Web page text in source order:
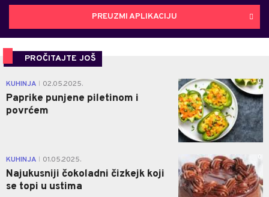
PREUZMI APLIKACIJU
PROČITAJTE JOŠ
KUHINJA 02.05.2025.
Paprike punjene piletinom i
povrćem
0
KUHINJA 01.05.2025.
Najukusniji čokoladni čizkejk koji
se topi u ustima
0